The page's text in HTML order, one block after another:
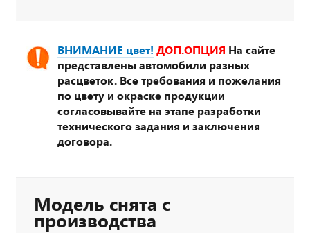
ВНИМАНИЕ цвет! ДОП.ОПЦИЯ На сайте
представлены автомобили разных
расцветок. Все требования и пожелания
по цвету и окраске продукции
согласовывайте на этапе разработки
технического задания и заключения
договора.
Модель снята с
производства